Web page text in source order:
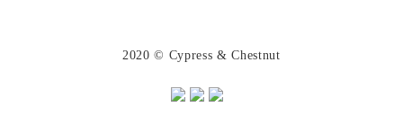
2020 © Cypress & Chestnut